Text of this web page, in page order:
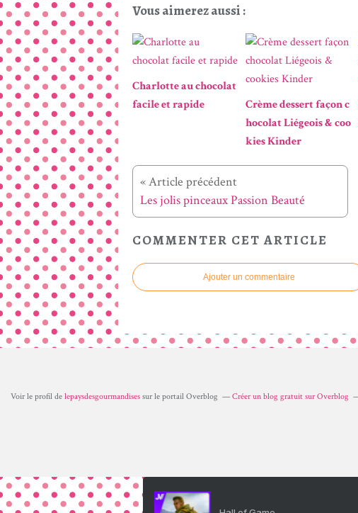
Vous aimerez aussi :
Charlotte au chocolat
facile et rapide
Crème dessert façon c
hocolat Liégeois & coo
kies Kinder
« Article précédent
Les jolis pinceaux Passion Beauté
COMMENTER CET ARTICLE
Ajouter un commentaire
Voir le profil de lepaysdesgourmandises sur le portail Overblog Créer un blog gratuit sur Overblog